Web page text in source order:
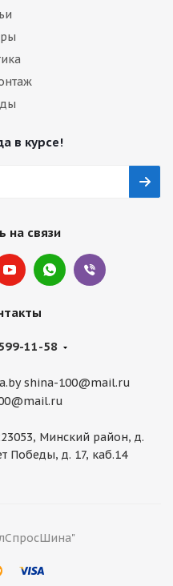
в курсе!
на связи
11-58
shina-100@mail.ru
Минский район, д.
Победы, д. 17, каб.14